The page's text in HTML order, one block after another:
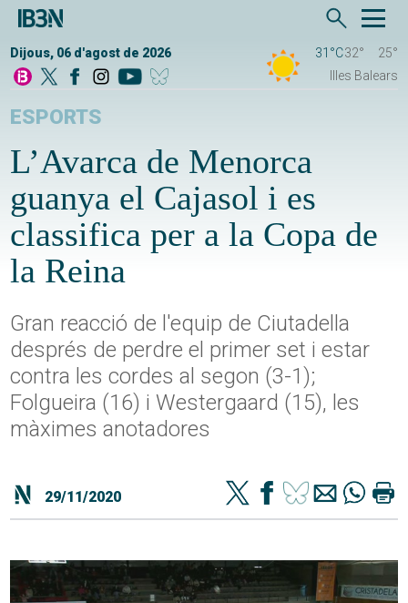
Dijous, 06 d'agost de 2026 31°C32°
25°
Illes Balears
ESPORTS
L’Avarca de Menorca
guanya el Cajasol i es
classifica per a la Copa de
la Reina
Gran reacció de l'equip de Ciutadella
després de perdre el primer set i estar
contra les cordes al segon (3-1);
Folgueira (16) i Westergaard (15), les
màximes anotadores
29/11/2020